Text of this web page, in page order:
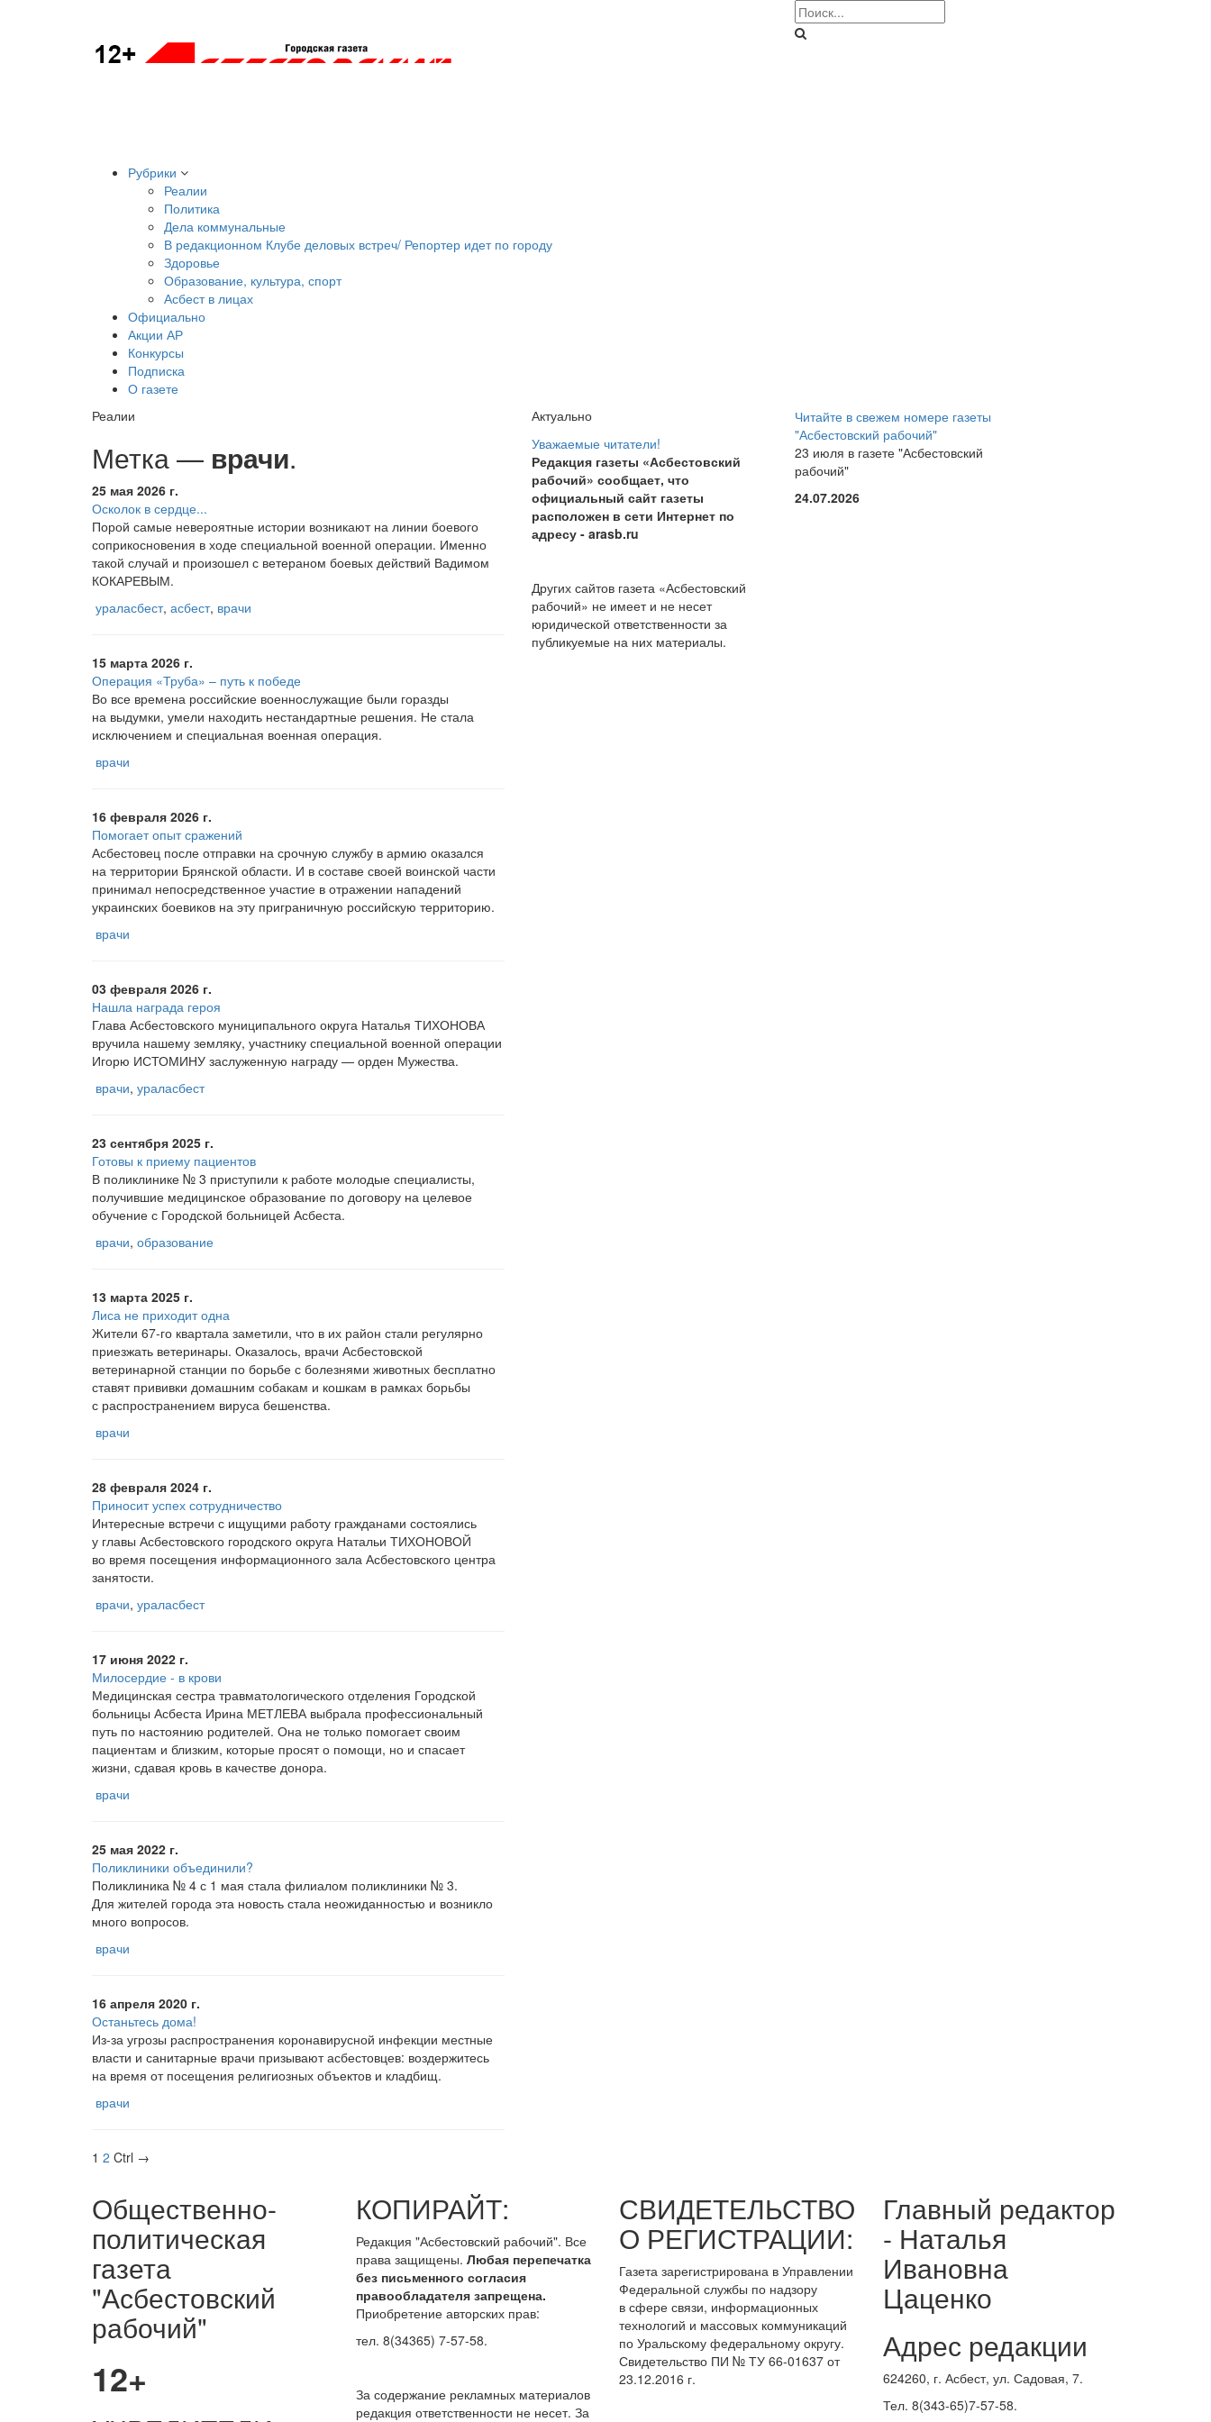
Рубрики
Реалии
Политика
Дела коммунальные
В редакционном Клубе деловых встреч/ Репортер идет по городу
Здоровье
Образование, культура, спорт
Асбест в лицах
Официально
Акции АР
Конкурсы
Подписка
О газете
Реалии
Метка — врачи.
25 мая 2026 г.
Осколок в сердце...
Порой самые невероятные истории возникают на линии боевого
соприкосновения в ходе специальной военной операции. Именно
такой случай и произошел с ветераном боевых действий Вадимом
КОКАРЕВЫМ.
ураласбест, асбест, врачи
15 марта 2026 г.
Операция «Труба» – путь к победе
Во все времена российские военнослужащие были горазды
на выдумки, умели находить нестандартные решения. Не стала
исключением и специальная военная операция.
врачи
16 февраля 2026 г.
Помогает опыт сражений
Асбестовец после отправки на срочную службу в армию оказался
на территории Брянской области. И в составе своей воинской части
принимал непосредственное участие в отражении нападений
украинских боевиков на эту приграничную российскую территорию.
врачи
03 февраля 2026 г.
Нашла награда героя
Глава Асбестовского муниципального округа Наталья ТИХОНОВА
вручила нашему земляку, участнику специальной военной операции
Игорю ИСТОМИНУ заслуженную награду — орден Мужества.
врачи, ураласбест
23 сентября 2025 г.
Готовы к приему пациентов
В поликлинике № 3 приступили к работе молодые специалисты,
получившие медицинское образование по договору на целевое
обучение с Городской больницей Асбеста.
врачи, образование
13 марта 2025 г.
Лиса не приходит одна
Жители 67-го квартала заметили, что в их район стали регулярно
приезжать ветеринары. Оказалось, врачи Асбестовской
ветеринарной станции по борьбе с болезнями животных бесплатно
ставят прививки домашним собакам и кошкам в рамках борьбы
с распространением вируса бешенства.
врачи
28 февраля 2024 г.
Приносит успех сотрудничество
Интересные встречи с ищущими работу гражданами состоялись
у главы Асбестовского городского округа Натальи ТИХОНОВОЙ
во время посещения информационного зала Асбестовского центра
занятости.
врачи, ураласбест
17 июня 2022 г.
Милосердие - в крови
Медицинская сестра травматологического отделения Городской
больницы Асбеста Ирина МЕТЛЕВА выбрала профессиональный
путь по настоянию родителей. Она не только помогает своим
пациентам и близким, которые просят о помощи, но и спасает
жизни, сдавая кровь в качестве донора.
врачи
25 мая 2022 г.
Поликлиники объединили?
Поликлиника № 4 с 1 мая стала филиалом поликлиники № 3.
Для жителей города эта новость стала неожиданностью и возникло
много вопросов.
врачи
16 апреля 2020 г.
Останьтесь дома!
Из-за угрозы распространения коронавирусной инфекции местные
власти и санитарные врачи призывают асбестовцев: воздержитесь
на время от посещения религиозных объектов и кладбищ.
врачи
1 2 Ctrl →
Актуально
Уважаемые читатели!
Редакция газеты «Асбестовский
рабочий» сообщает, что
официальный сайт газеты
расположен в сети Интернет по
адресу - arasb.ru
Других сайтов газета «Асбестовский
рабочий» не имеет и не несет
юридической ответственности за
публикуемые на них материалы.
Читайте в свежем номере газеты
"Асбестовский рабочий"
23 июля в газете "Асбестовский
рабочий"
24.07.2026
Общественно-
политическая
газета
"Асбестовский
рабочий"
12+
КОПИРАЙТ:
Редакция "Асбестовский рабочий". Все
права защищены. Любая перепечатка
без письменного согласия
правообладателя запрещена.
Приобретение авторских прав:
тел. 8(34365) 7-57-58.
За содержание рекламных материалов
редакция ответственности не несет. За
СВИДЕТЕЛЬСТВО
О РЕГИСТРАЦИИ:
Газета зарегистрирована в Управлении
Федеральной службы по надзору
в сфере связи, информационных
технологий и массовых коммуникаций
по Уральскому федеральному округу.
Свидетельство ПИ № ТУ 66-01637 от
23.12.2016 г.
Главный редактор
- Наталья
Ивановна
Цаценко
Адрес редакции
624260, г. Асбест, ул. Садовая, 7.
Тел. 8(343-65)7-57-58.